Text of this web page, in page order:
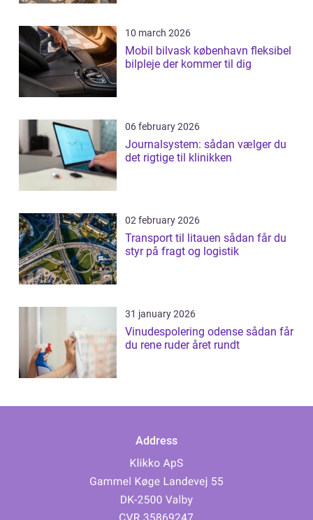
10 march 2026
Mobil bilvask københavn fleksibel
bilpleje der kommer til dig
06 february 2026
Journalsystem: sådan vælger du
det rigtige til klinikken
02 february 2026
Transport til litauen sådan får du
styr på fragt og logistik
31 january 2026
Vinudespolering odense sådan får
du rene ruder året rundt
Address